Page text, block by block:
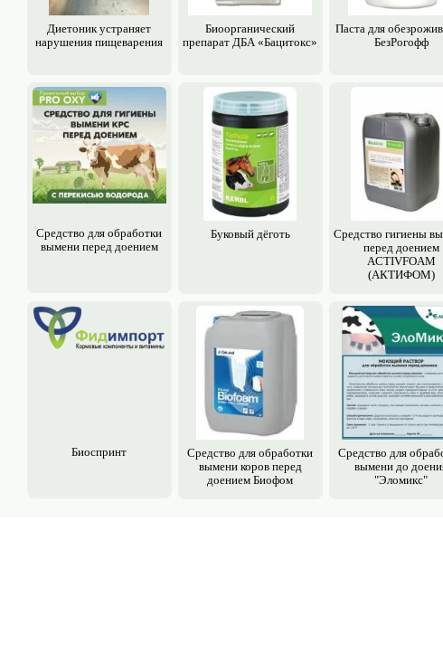
Диетоник устраняет
нарушения пищеварения
Биоорганический
препарат ДБА «Бацитокс»
Паста для
БезРогофф
Средство для обработки
вымени перед доением
Буковый дёготь
Средство гигиены
перед доением
ACTIVFOAM
(АКТИФОМ)
Биоспринт
Средство для обработки
вымени коров перед
доением Биофом
Средство для
вымени до
"Эломикс"